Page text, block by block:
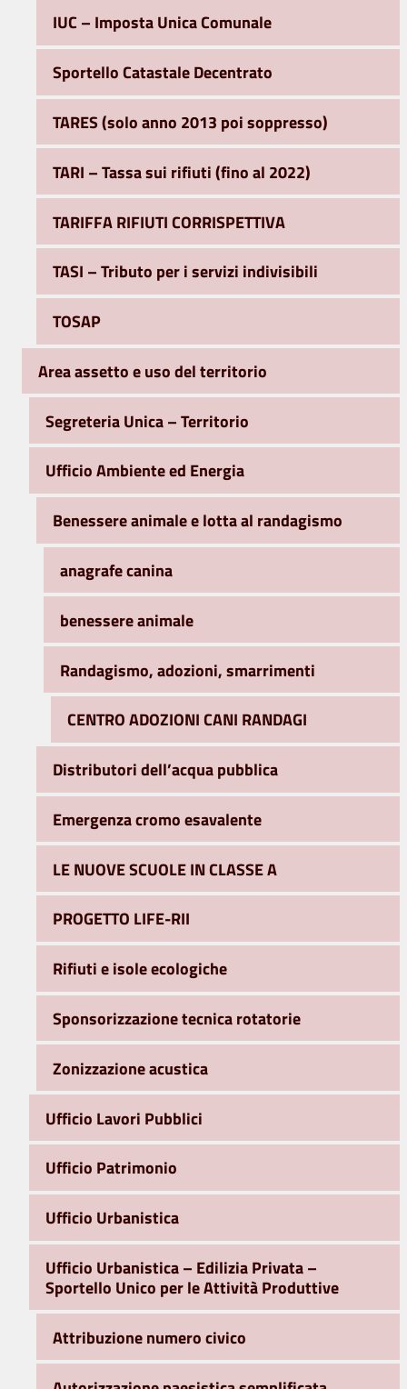
IUC – Imposta Unica Comunale
Sportello Catastale Decentrato
TARES (solo anno 2013 poi soppresso)
TARI – Tassa sui rifiuti (fino al 2022)
TARIFFA RIFIUTI CORRISPETTIVA
TASI – Tributo per i servizi indivisibili
TOSAP
Area assetto e uso del territorio
Segreteria Unica – Territorio
Ufficio Ambiente ed Energia
Benessere animale e lotta al randagismo
anagrafe canina
benessere animale
Randagismo, adozioni, smarrimenti
CENTRO ADOZIONI CANI RANDAGI
Distributori dell’acqua pubblica
Emergenza cromo esavalente
LE NUOVE SCUOLE IN CLASSE A
PROGETTO LIFE-RII
Rifiuti e isole ecologiche
Sponsorizzazione tecnica rotatorie
Zonizzazione acustica
Ufficio Lavori Pubblici
Ufficio Patrimonio
Ufficio Urbanistica
Ufficio Urbanistica – Edilizia Privata –
Sportello Unico per le Attività Produttive
Attribuzione numero civico